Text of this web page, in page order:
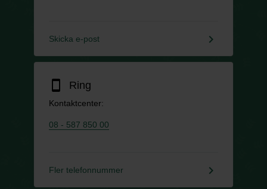
Skicka e-post keyboard_arrow_right
smartphone Ring
Kontaktcenter:
08 - 587 850 00
Fler telefonnummer keyboard_arrow_right